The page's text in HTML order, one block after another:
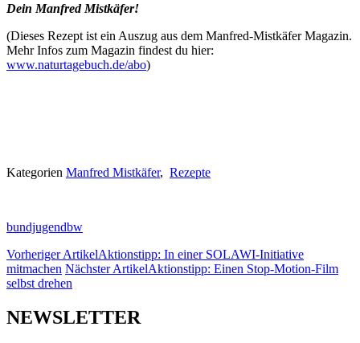
Dein Manfred Mistkäfer!
(Dieses Rezept ist ein Auszug aus dem Manfred-Mistkäfer Magazin.
Mehr Infos zum Magazin findest du hier:
www.naturtagebuch.de/abo)
Kategorien Manfred Mistkäfer, Rezepte
bundjugendbw
Vorheriger ArtikelAktionstipp: In einer SOLAWI-Initiative
mitmachen Nächster ArtikelAktionstipp: Einen Stop-Motion-Film
selbst drehen
NEWSLETTER